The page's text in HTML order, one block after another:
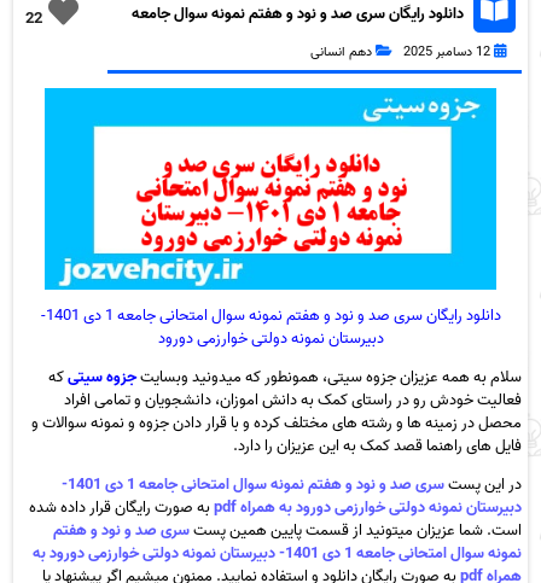
22
دانلود رایگان سری صد و نود و هفتم نمونه سوال جامعه
شناسی دهم انسانی به همراه pdf
12 دسامبر 2025 دهم انسانی
دانلود رایگان سری صد و نود و هفتم نمونه سوال امتحانی جامعه 1 دی 1401-
دبیرستان نمونه دولتی خوارزمی دورود
سلام به همه عزیزان جزوه سیتی، همونطور که میدونید وبسایتجزوه سیتیکه
فعالیت خودش رو در راستای کمک به دانش اموزان، دانشجویان و تمامی افراد
محصل در زمینه ها و رشته های مختلف کرده و با قرار دادن جزوه و نمونه سوالات و
فایل های راهنما قصد کمک به این عزیزان را دارد.
در این پست
سری صد و نود و هفتم نمونه سوال امتحانی جامعه 1 دی 1401-
دبیرستان نمونه دولتی خوارزمی دورود به همراه pdf
به صورت رایگان قرار داده شده
است. شما عزیزان میتونید از قسمت پایین همین پستسری صد و نود و هفتم
نمونه سوال امتحانی جامعه 1 دی 1401- دبیرستان نمونه دولتی خوارزمی دورود به
همراه pdf
به صورت رایگان دانلود و استفاده نمایید. ممنون میشیم اگر پیشنهاد یا